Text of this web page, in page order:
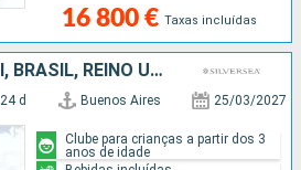
16 800 € Taxas incluídas
ARGENTINA, URUGUAI, BRASIL, REINO UNIDO, GUINEA, SENEGAL
24 d Buenos Aires 25/03/2027
Clube para crianças a partir dos 3
anos de idade